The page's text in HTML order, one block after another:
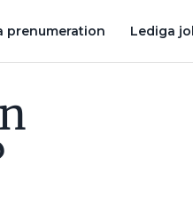
prenumeration Lediga
”EN RÖRIS SOM BYTT YRKE”